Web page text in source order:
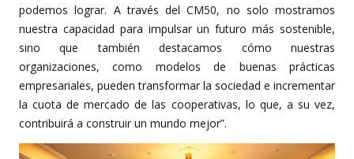
podemos lograr. A través del CM50, no solo mostramos
nuestra capacidad para impulsar un futuro más sostenible,
sino que también destacamos cómo nuestras
organizaciones, como modelos de buenas prácticas
empresariales, pueden transformar la sociedad e incrementar
la cuota de mercado de las cooperativas, lo que, a su vez,
contribuirá a construir un mundo mejor”.